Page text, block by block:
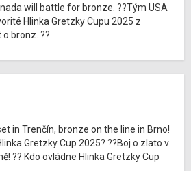
will battle for bronze. ??Tým USA
Hlinka Gretzky Cupu 2025 z
bronz. ??
in Trenčín, bronze on the line in Brno!
Gretzky Cup 2025? ??Boj o zlato v
?? Kdo ovládne Hlinka Gretzky Cup